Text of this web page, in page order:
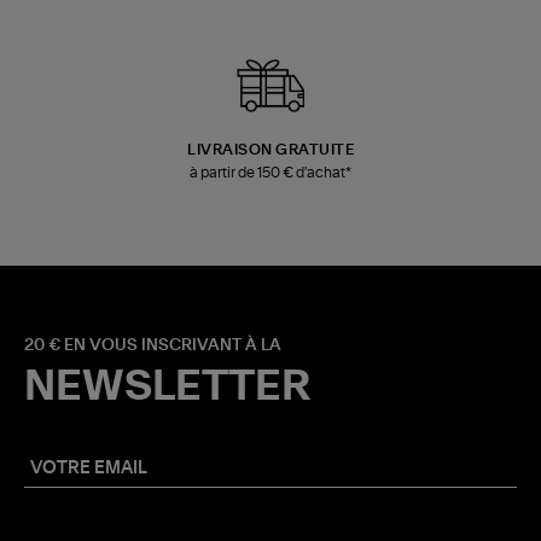
LIVRAISON GRATUITE
à partir de 150 € d'achat*
20 € EN VOUS INSCRIVANT À LA
NEWSLETTER